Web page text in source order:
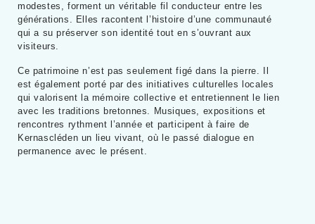
modestes, forment un véritable fil conducteur entre les
générations. Elles racontent l’histoire d’une communauté
qui a su préserver son identité tout en s’ouvrant aux
visiteurs.
Ce patrimoine n’est pas seulement figé dans la pierre. Il
est également porté par des initiatives culturelles locales
qui valorisent la mémoire collective et entretiennent le lien
avec les traditions bretonnes. Musiques, expositions et
rencontres rythment l’année et participent à faire de
Kernascléden un lieu vivant, où le passé dialogue en
permanence avec le présent.